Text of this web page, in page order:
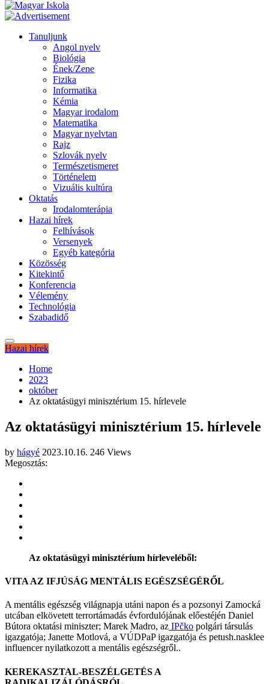
Tanuljunk
Angol nyelv
Biológia
Ének/Zene
Fizika
Informatika
Kémia
Magyar irodalom
Matematika
Magyar nyelvtan
Rajz
Szlovák nyelv
Természetismeret
Történelem
Vizuális kultúra
Oktatás
Irodalomterápia
Hazai hírek
Felhívások
Versenyek
Egyéb kategória
Közösség
Kitekintő
Konferencia
Vélemény
Technológia
Szabadidő
Hazai hírek
Home
2023
október
Az oktatásügyi minisztérium 15. hírlevele
Az oktatásügyi minisztérium 15. hírlevele
by hágyé 2023.10.16. 246 Views
Megosztás:
Az oktatásügyi minisztérium hírleveléből:
VITA AZ IFJÚSÁG MENTÁLIS EGÉSZSÉGÉRŐL
A mentális egészség világnapja utáni napon és a pozsonyi Zamocká
utcában elkövetett terrortámadás évfordulójának előestéjén Daniel
Bútora oktatási miniszter; Marek Madro, az IPčko polgári társulás
igazgatója; Janette Motlová, a VÚDPaP igazgatója és petush.nasklee
influencer nyilatkozott a mentális egészségről..
KEREKASZTAL-BESZÉLGETÉS A